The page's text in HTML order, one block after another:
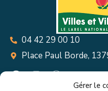
Gérer le
04 42 29 00 10
Place Paul Borde,